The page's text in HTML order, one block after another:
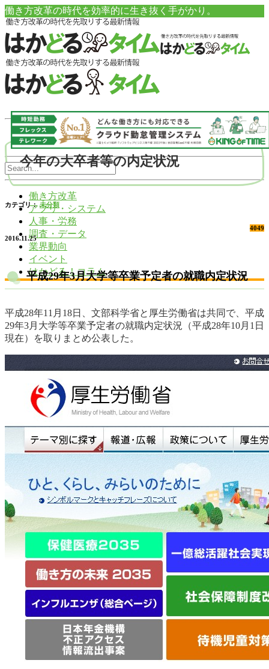
働き方改革の時代を効率的に生き抜く手がかり。
働き方改革
アプリ・システム
人事・労務
調査・データ
業界動向
イベント
はかどる！コラム
今年の大卒者等の内定状況
カテゴリ： 未分類
4049
2016.11.25
平成29年3月大学等卒業予定者の就職内定状況
平成28年11月18日、文部科学省と厚生労働省は共同で、平成
29年3月大学等卒業予定者の就職内定状況（平成28年10月1日
現在）を取りまとめ公表した。